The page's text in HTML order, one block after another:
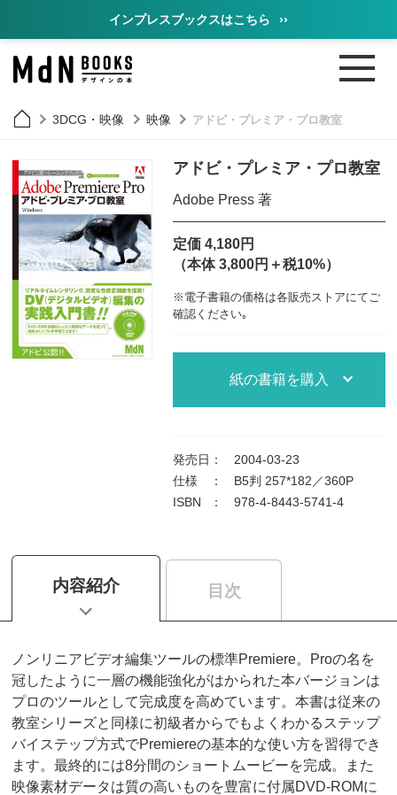
インプレスブックスはこちら ››
3DCG・映像 映像 アドビ・プレミア・プロ教室
アドビ・プレミア・プロ教室
Adobe Press 著
定価 4,180円
（本体 3,800円＋税10%）
※電子書籍の価格は各販売ストアにてご
確認ください｡
紙の書籍を購入
発売日 ：
2004-03-23
仕様
：
B5判 257*182／360P
ISBN
： 978-4-8443-5741-4
内容紹介 目次
ノンリニアビデオ編集ツールの標準Premiere。Proの名を
冠したように一層の機能強化がはかられた本バージョンは
プロのツールとして完成度を高めています。本書は従来の
教室シリーズと同様に初級者からでもよくわかるステップ
バイステップ方式でPremiereの基本的な使い方を習得でき
ます。最終的には8分間のショートムービーを完成。また
映像素材データは質の高いものを豊富に付属DVD-ROMに